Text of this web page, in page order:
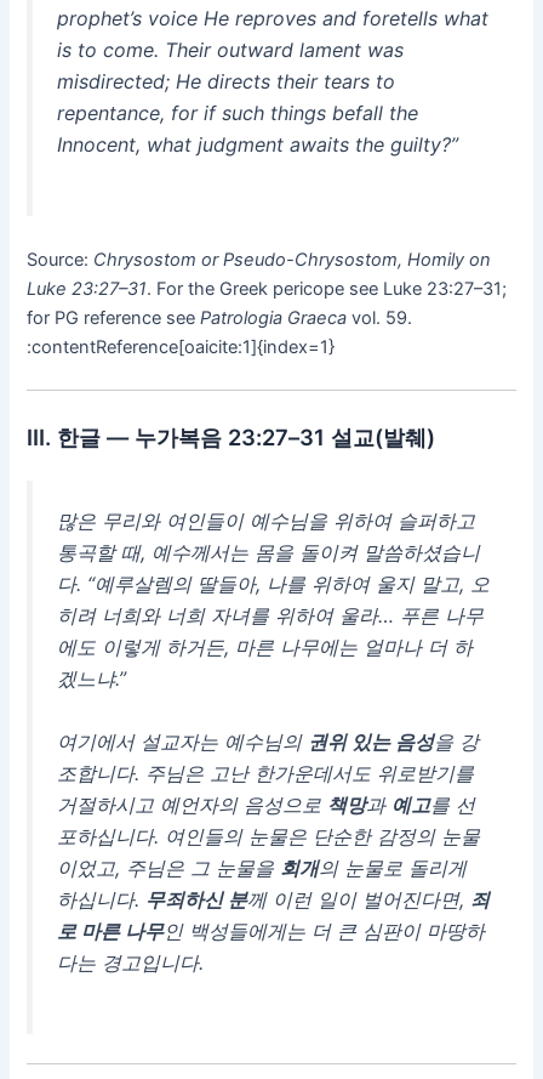
prophet’s voice He reproves and foretells what
is to come. Their outward lament was
misdirected; He directs their tears to
repentance, for if such things befall the
Innocent, what judgment awaits the guilty?”
Source: Chrysostom or Pseudo-Chrysostom, Homily on
Luke 23:27–31. For the Greek pericope see Luke 23:27–31;
for PG reference seePatrologia Graeca vol. 59.
:contentReference[oaicite:1]{index=1}
Ⅲ. 한글 — 누가복음 23:27–31 설교(발췌)
많은 무리와 여인들이 예수님을 위하여 슬퍼하고
통곡할 때, 예수께서는 몸을 돌이켜 말씀하셨습니
다. “예루살렘의 딸들아, 나를 위하여 울지 말고, 오
히려 너희와 너희 자녀를 위하여 울라… 푸른 나무
에도 이렇게 하거든, 마른 나무에는 얼마나 더 하
겠느냐.”
여기에서 설교자는 예수님의 권위 있는 음성을 강
조합니다. 주님은 고난 한가운데서도 위로받기를
거절하시고 예언자의 음성으로 책망과 예고를 선
포하십니다. 여인들의 눈물은 단순한 감정의 눈물
이었고, 주님은 그 눈물을 회개의 눈물로 돌리게
하십니다. 무죄하신 분께 이런 일이 벌어진다면, 죄
로 마른 나무인 백성들에게는 더 큰 심판이 마땅하
다는 경고입니다.